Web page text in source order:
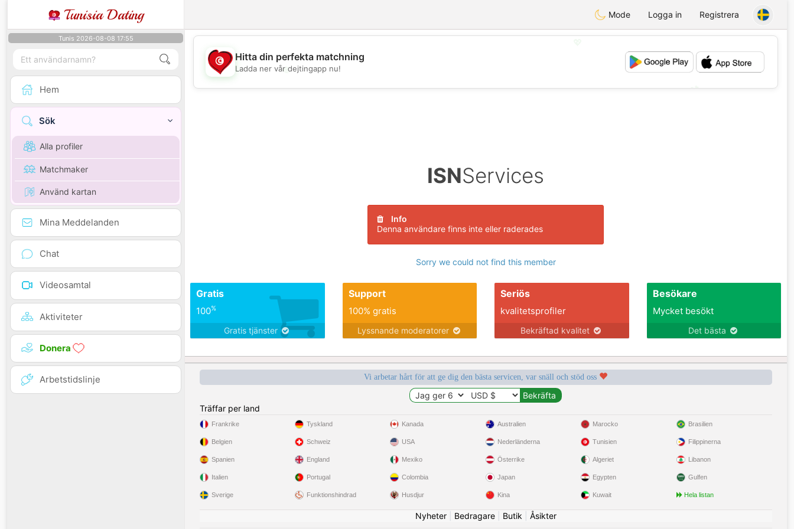
Tunisia Dating Mode Logga in Registrera
Tunis 2026-08-08 17:55
Hem
Sök
Alla profiler
Matchmaker
Använd kartan
Mina Meddelanden
Chat
Videosamtal
Aktiviteter
Donera
Arbetstidslinje
💖
💕
Hitta din perfekta matchning
Ladda ner vår dejtingapp nu!
ISNServices
Info
Denna användare finns inte eller raderades
Sorry we could not find this member
Gratis
100%
Gratis tjänster
Support
100% gratis
Lyssnande moderatorer
Seriös
kvalitetsprofiler
Bekräftad kvalitet
Besökare
Mycket besökt
Det bästa
Vi arbetar hårt för att ge dig den bästa servicen, var snäll och stöd oss
Träffar per land
Frankrike
Belgien
Spanien
Italien
Sverige
Tyskland
Schweiz
England
Portugal
Funktionshindrad
Kanada
USA
Mexiko
Colombia
Husdjur
Australien
Nederländerna
Österrike
Japan
Kina
Marocko
Tunisien
Algeriet
Egypten
Kuwait
Brasilien
Filippinerna
Libanon
Gulfen
Hela listan
Nyheter| Bedragare| Butik Åsikter